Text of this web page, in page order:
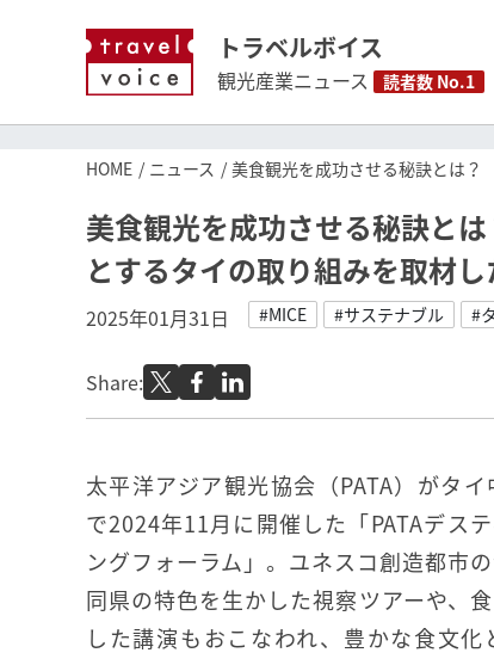
トラベルボイス
観光産業ニュース 読者数 No.1
HOME ニュース 美食観光を成功させる秘訣とは
美食観光を成功させる秘訣と
とするタイの取り組みを取材し
2025年01月31日 #MICE #サステナブル #
Share:
太平洋アジア観光協会（PATA）がタ
で2024年11月に開催した「PATAデス
ングフォーラム」。ユネスコ創造都市
同県の特色を生かした視察ツアーや、
した講演もおこなわれ、豊かな食文